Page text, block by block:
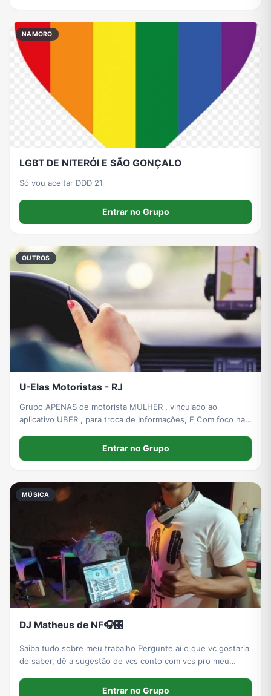
NAMORO
LGBT DE NITERÓI E SÃO GONÇALO
Só vou aceitar DDD 21
Entrar no Grupo
OUTROS
U-Elas Motoristas - RJ
Grupo APENAS de motorista MULHER , vinculado ao
aplicativo UBER , para troca de Informações, E Com foco na
Entrar no Grupo
MÚSICA
DJ Matheus de NF🎧🎛️
Saiba tudo sobre meu trabalho Pergunte aí o que vc gostaria
de saber, dê a sugestão de vcs conto com vcs pro meu
Entrar no Grupo